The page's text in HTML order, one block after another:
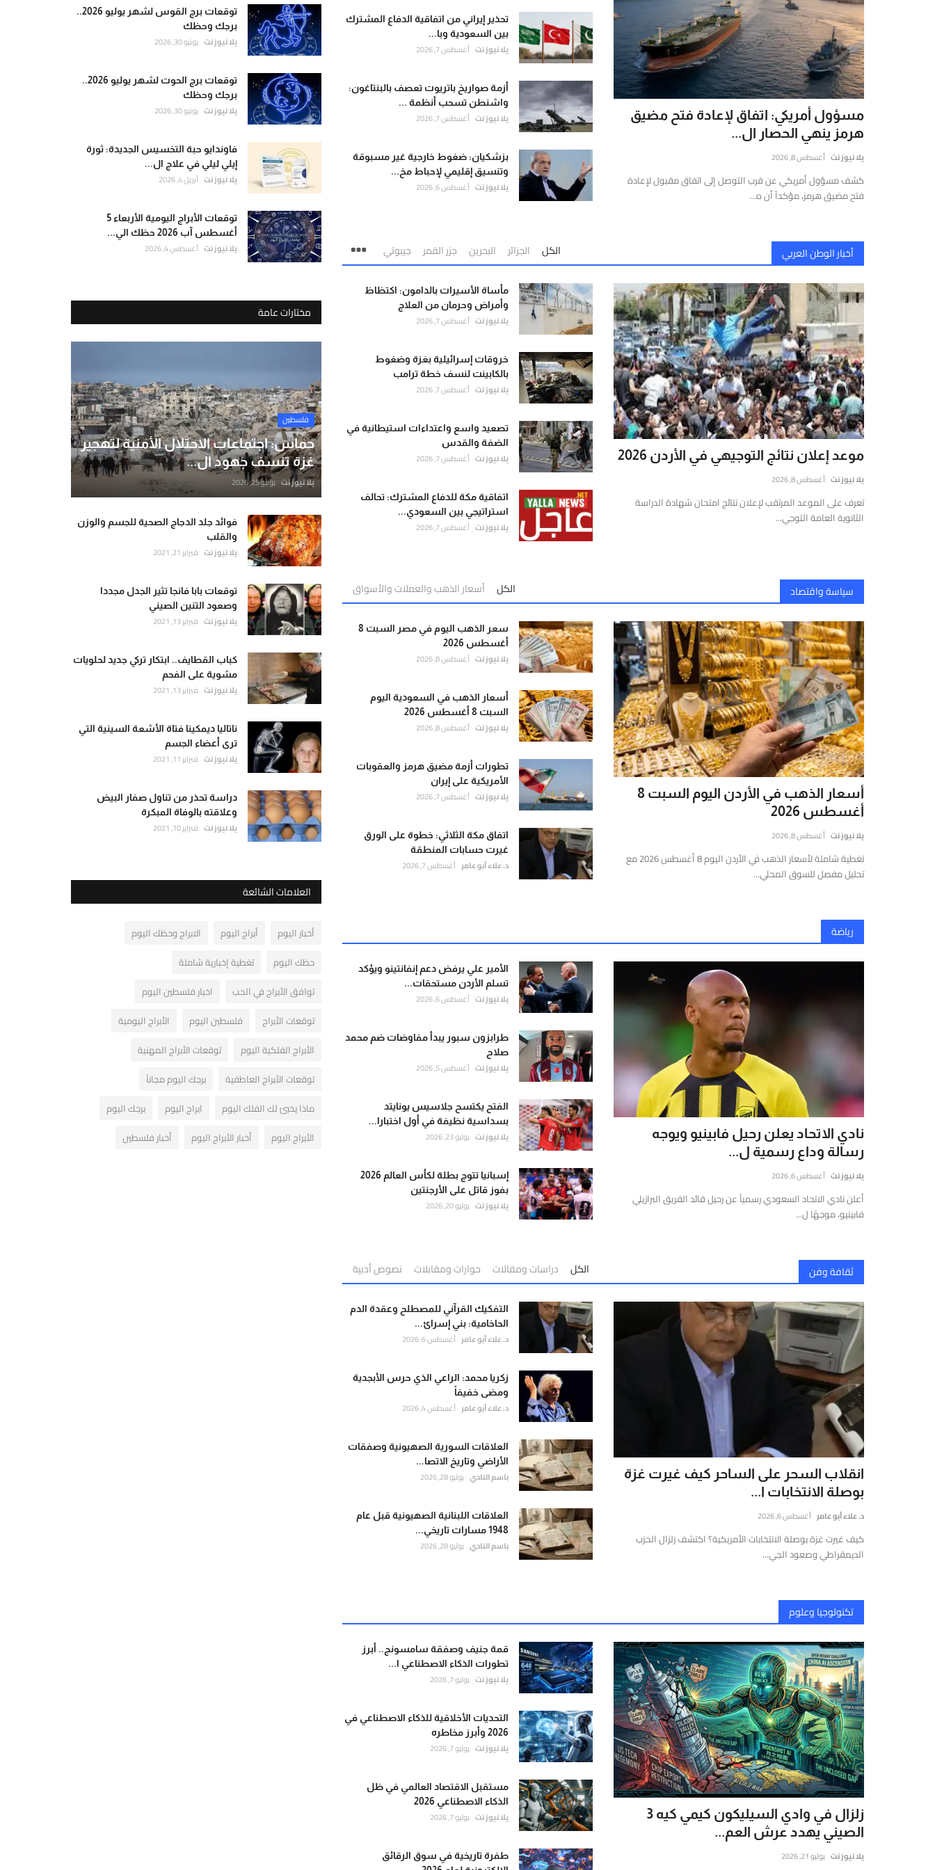
مسؤول أمريكي: اتفاق لإعادة فتح مضيق
هرمز ينهي الحصار ال...
يلا نيوز نت أغسطس 8, 2026
كشف مسؤول أمريكي عن قرب التوصل إلى اتفاق مقبول لإعادة
فتح مضيق هرمز، مؤكداً أن ه...
تحذير إيراني من اتفاقية الدفاع المشترك
بين السعودية وبا...
يلا نيوز نت أغسطس 7, 2026
أزمة صواريخ باتريوت تعصف بالبنتاغون:
واشنطن تسحب أنظمة ...
يلا نيوز نت أغسطس 7, 2026
بزشكيان: ضغوط خارجية غير مسبوقة
وتنسيق إقليمي لإحباط مخ...
يلا نيوز نت أغسطس 6, 2026
أخبار الوطن العربي الكل الجزائر البحرين جزر القمر جيبوتي
موعد إعلان نتائج التوجيهي في الأردن 2026
يلا نيوز نت أغسطس 8, 2026
تعرف على الموعد المرتقب لإعلان نتائج امتحان شهادة الدراسة
الثانوية العامة التوجي...
مأساة الأسيرات بالدامون: اكتظاظ
وأمراض وحرمان من العلاج
يلا نيوز نت أغسطس 7, 2026
خروقات إسرائيلية بغزة وضغوط
بالكابينت لنسف خطة ترامب
يلا نيوز نت أغسطس 7, 2026
تصعيد واسع واعتداءات استيطانية في
الضفة والقدس
يلا نيوز نت أغسطس 7, 2026
اتفاقية مكة للدفاع المشترك: تحالف
استراتيجي بين السعودي...
يلا نيوز نت أغسطس 7, 2026
سياسة واقتصاد الكل أسعار الذهب والعملات والأسواق
أسعار الذهب في الأردن اليوم السبت 8
أغسطس 2026
يلا نيوز نت أغسطس 8, 2026
تغطية شاملة لأسعار الذهب في الأردن اليوم 8 أغسطس 2026 مع
تحليل مفصل للسوق المحلي...
سعر الذهب اليوم في مصر السبت 8
أغسطس 2026
يلا نيوز نت أغسطس 8, 2026
أسعار الذهب في السعودية اليوم
السبت 8 أغسطس 2026
يلا نيوز نت أغسطس 8, 2026
تطورات أزمة مضيق هرمز والعقوبات
الأمريكية على إيران
يلا نيوز نت أغسطس 7, 2026
اتفاق مكة الثلاثي: خطوة على الورق
غيرت حسابات المنطقة
د. علاء أبو عامر أغسطس 7, 2026
رياضة
نادي الاتحاد يعلن رحيل فابينيو ويوجه
رسالة وداع رسمية ل...
يلا نيوز نت أغسطس 6, 2026
أعلن نادي الاتحاد السعودي رسمياً عن رحيل قائد الفريق البرازيلي
فابينيو، موجهًا ل...
الأمير علي يرفض دعم إنفانتينو ويؤكد
تسلم الأردن مستحقات...
يلا نيوز نت أغسطس 6, 2026
طرابزون سبور يبدأ مفاوضات ضم محمد
صلاح
يلا نيوز نت أغسطس 5, 2026
الفتح يكتسح جلاسيس يونايتد
بسداسية نظيفة في أول اختبارا...
يلا نيوز نت يوليو 23, 2026
إسبانيا تتوج بطلة لكأس العالم 2026
بفوز قاتل على الأرجنتين
يلا نيوز نت يوليو 20, 2026
ثقافة وفن الكل دراسات ومقالات حوارات ومقابلات نصوص أدبية
انقلاب السحر على الساحر كيف غيرت غزة
بوصلة الانتخابات ا...
د. علاء أبو عامر أغسطس 6, 2026
كيف غيرت غزة بوصلة الانتخابات الأمريكية؟ اكتشف زلزال الحزب
الديمقراطي وصعود الجي...
التفكيك القرآني للمصطلح وعقدة الدم
الحاخامية: بني إسرائ...
د. علاء أبو عامر أغسطس 6, 2026
زكريا محمد: الراعي الذي حرس الأبجدية
ومضى خفيفاً
د. علاء أبو عامر أغسطس 4, 2026
العلاقات السورية الصهيونية وصفقات
الأراضي وتاريخ الاتصا...
باسم النادي يوليو 28, 2026
العلاقات اللبنانية الصهيونية قبل عام
1948 مسارات تاريخي...
باسم النادي يوليو 28, 2026
تكنولوجيا وعلوم
زلزال في وادي السيليكون كيمي كيه 3
الصيني يهدد عرش العم...
يلا نيوز نت يوليو 21, 2026
قمة جنيف وصفقة سامسونج.. أبرز
تطورات الذكاء الاصطناعي ا...
يلا نيوز نت يوليو 7, 2026
التحديات الأخلاقية للذكاء الاصطناعي في
2026 وأبرز مخاطره
يلا نيوز نت يوليو 7, 2026
مستقبل الاقتصاد العالمي في ظل
الذكاء الاصطناعي 2026
يلا نيوز نت يوليو 7, 2026
طفرة تاريخية في سوق الرقائق
توقعات برج القوس لشهر يوليو 2026..
برجك وحظك
يلا نيوز نت يونيو 30, 2026
توقعات برج الحوت لشهر يوليو 2026..
برجك وحظك
يلا نيوز نت يونيو 30, 2026
فاوندايو حبة التخسيس الجديدة: ثورة
إيلي ليلي في علاج ال...
يلا نيوز نت أبريل 4, 2026
توقعات الأبراج اليومية الأربعاء 5
أغسطس آب 2026 حظك الي...
يلا نيوز نت أغسطس 4, 2026
مختارات عامة
فلسطين
حماس: اجتماعات الاحتلال الأمنية لتهجير
غزة تنسف جهود ال...
يلا نيوز نت يونيو 25, 2026
فوائد جلد الدجاج الصحية للجسم والوزن
والقلب
يلا نيوز نت فبراير 21, 2021
توقعات بابا فانجا تثير الجدل مجددا
وصعود التنين الصيني
يلا نيوز نت فبراير 13, 2021
كباب القطايف.. ابتكار تركي جديد لحلويات
مشوية على الفحم
يلا نيوز نت فبراير 13, 2021
ناتاليا ديمكينا فتاة الأشعة السينية التي
ترى أعضاء الجسم
يلا نيوز نت فبراير 11, 2021
دراسة تحذر من تناول صفار البيض
وعلاقته بالوفاة المبكرة
يلا نيوز نت فبراير 10, 2021
العلامات الشائعة
أخبار اليوم أبراج اليوم
الابراج وحظك اليوم
حظك اليوم
تغطية إخبارية شاملة
توافق الأبراج في الحب
اخبار فلسطين اليوم
توقعات الأبراج
فلسطين اليوم
الأبراج اليومية
الأبراج الفلكية اليوم
توقعات الأبراج المهنية
توقعات الأبراج العاطفية
برجك اليوم مجاناً
ماذا يخبئ لك الفلك اليوم
ابراج اليوم
برجك اليوم
الأبراج اليوم
أخبار الأبراج اليوم أخبار فلسطين